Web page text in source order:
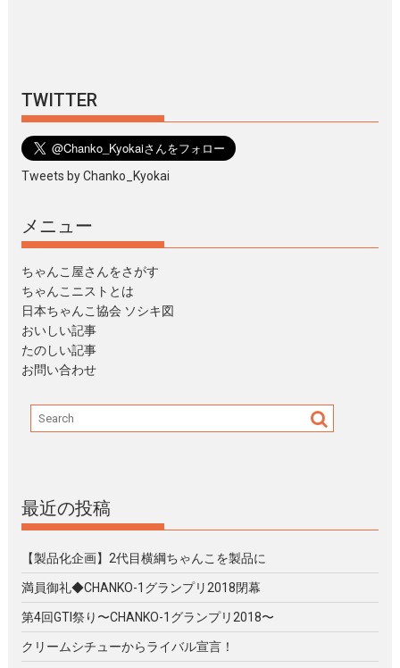
TWITTER
Tweets by Chanko_Kyokai
メニュー
ちゃんこ屋さんをさがす
ちゃんこニストとは
日本ちゃんこ協会 ソシキ図
おいしい記事
たのしい記事
お問い合わせ
最近の投稿
【製品化企画】2代目横綱ちゃんこを製品に
満員御礼◆CHANKO-1グランプリ2018閉幕
第4回GTI祭り〜CHANKO-1グランプリ2018〜
クリームシチューからライバル宣言！